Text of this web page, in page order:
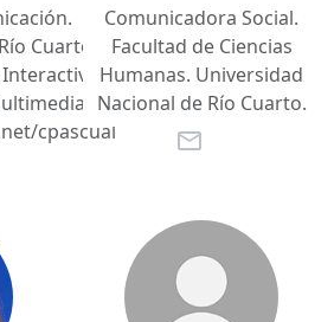
Cuarto.
cpascual
Comunicadora Social.
Facultad de Ciencias
Humanas. Universidad
Nacional de Río Cuarto.
mail_outline